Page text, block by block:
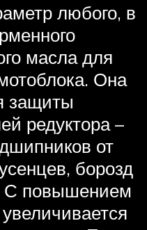
любого, в
масла для
Она
защиты
редуктора –
от
борозд
С повышением